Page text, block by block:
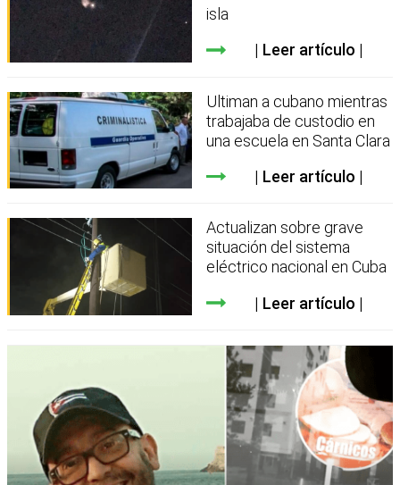
isla
Leer artículo
Ultiman a cubano mientras
trabajaba de custodio en
una escuela en Santa Clara
Leer artículo
Actualizan sobre grave
situación del sistema
eléctrico nacional en Cuba
Leer artículo